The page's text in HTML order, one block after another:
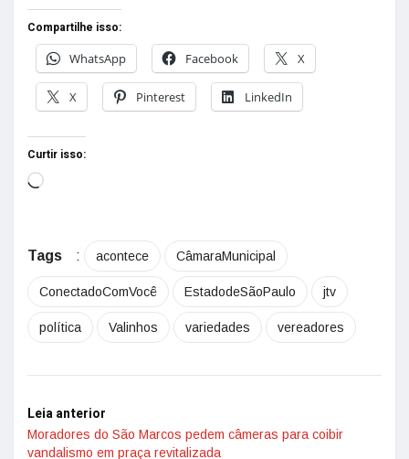
Compartilhe isso:
WhatsApp
Facebook X
X Pinterest LinkedIn
Curtir isso:
Tags : acontece CâmaraMunicipal
ConectadoComVocê EstadodeSãoPaulo jtv
política Valinhos variedades vereadores
Leia anterior
Moradores do São Marcos pedem câmeras para coibir
vandalismo em praça revitalizada